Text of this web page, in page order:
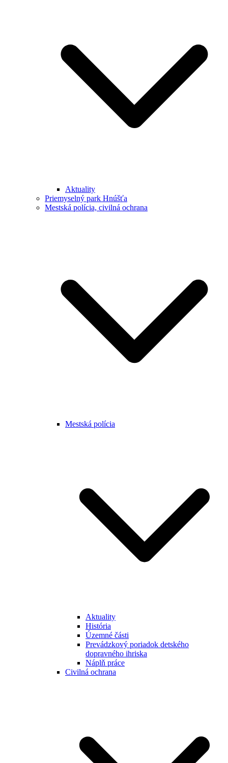
Aktuality
Priemyselný park Hnúšťa
Mestská polícia, civilná ochrana
Mestská polícia
Aktuality
História
Územné části
Prevádzkový poriadok detského
dopravného ihriska
Náplň práce
Civilná ochrana